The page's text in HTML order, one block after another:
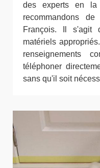
des experts en la
recommandons
François. Il s'agit
matériels
renseignements
téléphoner
sans qu'il soit